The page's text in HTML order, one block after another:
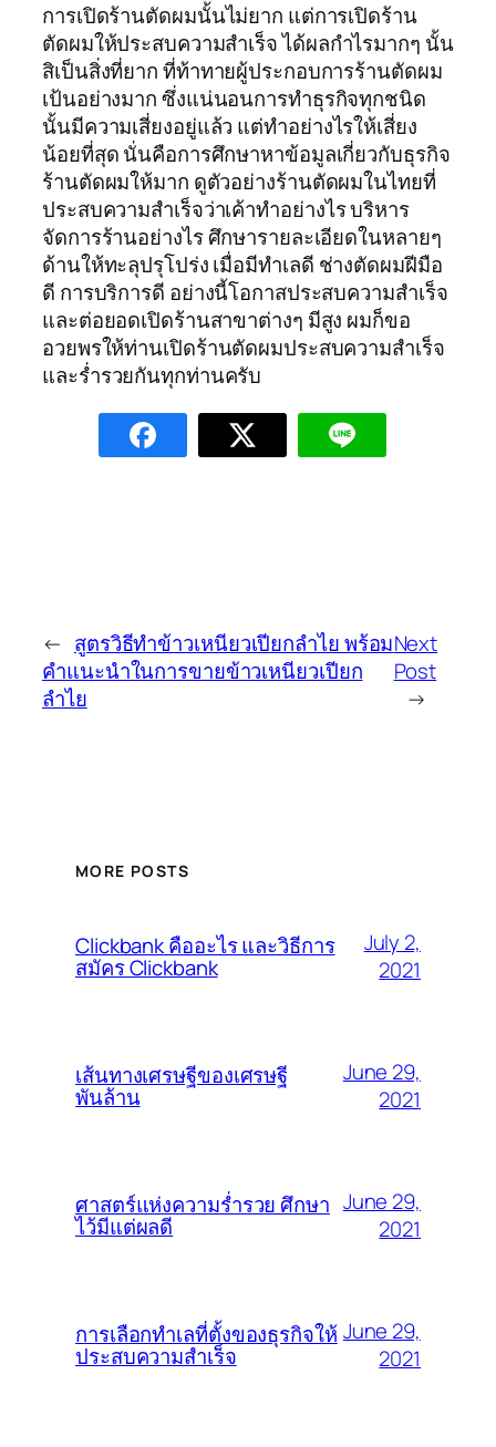
การเปิดร้านตัดผมนั้นไม่ยาก แต่การเปิดร้าน
ตัดผมให้ประสบความสำเร็จ ได้ผลกำไรมากๆ นั้น
สิเป็นสิ่งที่ยาก ที่ท้าทายผู้ประกอบการร้านตัดผม
เป้นอย่างมาก ซึ่งแน่นอนการทำธุรกิจทุกชนิด
นั้นมีความเสี่ยงอยู่แล้ว แต่ทำอย่างไรให้เสี่ยง
น้อยที่สุด นั่นคือการศึกษาหาข้อมูลเกี่ยวกับธุรกิจ
ร้านตัดผมให้มาก ดูตัวอย่างร้านตัดผมในไทยที่
ประสบความสำเร็จว่าเค้าทำอย่างไร บริหาร
จัดการร้านอย่างไร ศึกษารายละเอียดในหลายๆ
ด้านให้ทะลุปรุโปร่ง เมื่อมีทำเลดี ช่างตัดผมฝีมือ
ดี การบริการดี อย่างนี้โอกาสประสบความสำเร็จ
และต่อยอดเปิดร้านสาขาต่างๆ มีสูง ผมก็ขอ
อวยพรให้ท่านเปิดร้านตัดผมประสบความสำเร็จ
และร่ำรวยกันทุกท่านครับ
← สูตรวิธีทำข้าวเหนียวเปียกลำไย พร้อม
คำแนะนำในการขายข้าวเหนียวเปียก
ลำไย
Next
Post
→
MORE POSTS
Clickbank คืออะไร และวิธีการ
สมัคร Clickbank
July 2,
2021
เส้นทางเศรษฐีของเศรษฐี
พันล้าน
June 29,
2021
ศาสตร์แห่งความร่ำรวย ศึกษา
ไว้มีแต่ผลดี
June 29,
2021
การเลือกทำเลที่ตั้งของธุรกิจให้
ประสบความสำเร็จ
June 29,
2021